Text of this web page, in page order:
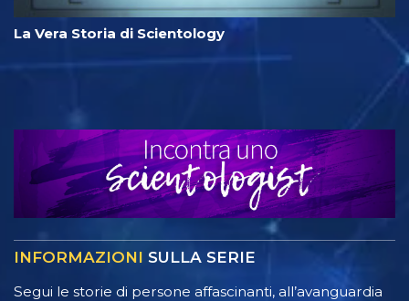
La Vera Storia di Scientology
INFORMAZIONI SULLA SERIE
Segui le storie di persone affascinanti, all’avanguardia